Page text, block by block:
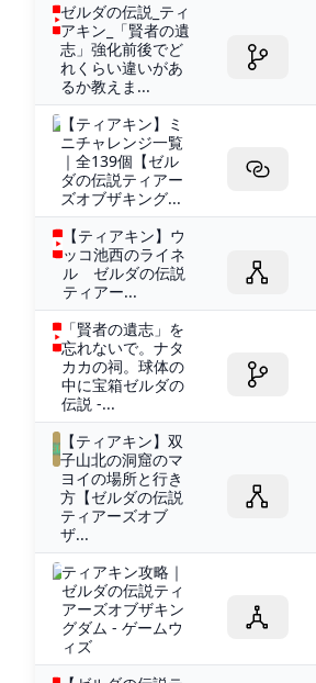
ゼルダの伝説_ティ
アキン_「賢者の遺
志」強化前後でど
れくらい違いがあ
るか教えま...
【ティアキン】ミ
ニチャレンジ一覧
｜全139個【ゼル
ダの伝説ティアー
ズオブザキング...
【ティアキン】ウ
ッコ池西のライネ
ル ゼルダの伝説
ティアー...
「賢者の遺志」を
忘れないで。ナタ
カカの祠。球体の
中に宝箱ゼルダの
伝説 -...
【ティアキン】双
子山北の洞窟のマ
ヨイの場所と行き
方【ゼルダの伝説
ティアーズオブ
ザ...
ティアキン攻略｜
ゼルダの伝説ティ
アーズオブザキン
グダム - ゲームウ
ィズ